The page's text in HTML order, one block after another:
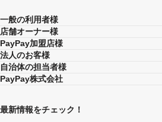
一般の利用者様
店舗オーナー様
PayPay加盟店様
法人のお客様
自治体の担当者様
PayPay株式会社
最新情報をチェック！